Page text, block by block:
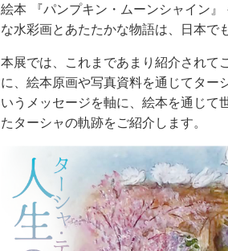
絵本 『パンプキン・ムーンシャイン
な水彩画とあたたかな物語は、日本で
本展では、これまであまり紹介されて
に、絵本原画や写真資料を通じてター
いうメッセージを軸に、絵本を通じて
たターシャの軌跡をご紹介します。